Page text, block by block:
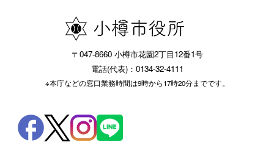
〒047-8660 小樽市花園2丁目12番1号
電話(代表)：0134-32-4111
※本庁などの窓口業務時間は9時から17時20分までです。